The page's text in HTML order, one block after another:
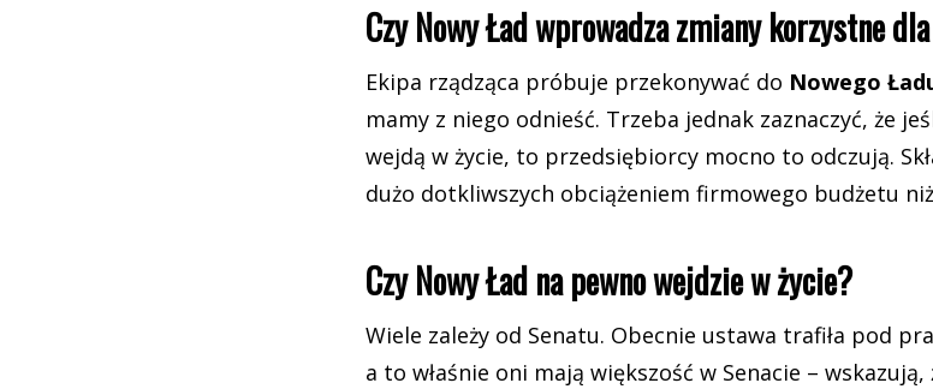
Czy Nowy Ład wprowadza zmiany korzystne
Ekipa rządząca próbuje przekonywać do Nowego
mamy z niego odnieść. Trzeba jednak zaznaczyć, że
wejdą w życie, to przedsiębiorcy mocno to odczują.
dużo dotkliwszych obciążeniem firmowego budżetu
Czy Nowy Ład na pewno wejdzie w życie?
Wiele zależy od Senatu. Obecnie ustawa trafiła pod
a to właśnie oni mają większość w Senacie –